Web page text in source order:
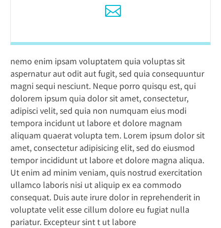
nemo enim ipsam voluptatem quia voluptas sit
aspernatur aut odit aut fugit, sed quia consequuntur
magni sequi nesciunt. Neque porro quisqu est, qui
dolorem ipsum quia dolor sit amet, consectetur,
adipisci velit, sed quia non numquam eius modi
tempora incidunt ut labore et dolore magnam
aliquam quaerat volupta tem. Lorem ipsum dolor sit
amet, consectetur adipisicing elit, sed do eiusmod
tempor incididunt ut labore et dolore magna aliqua.
Ut enim ad minim veniam, quis nostrud exercitation
ullamco laboris nisi ut aliquip ex ea commodo
consequat. Duis aute irure dolor in reprehenderit in
voluptate velit esse cillum dolore eu fugiat nulla
pariatur. Excepteur sint t ut labore